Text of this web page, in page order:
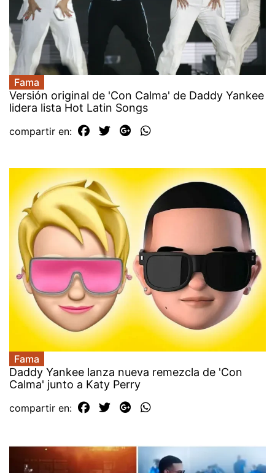
Fama
Versión original de 'Con Calma' de Daddy Yankee
lidera lista Hot Latin Songs
compartir en:
Fama
Daddy Yankee lanza nueva remezcla de 'Con
Calma' junto a Katy Perry
compartir en: